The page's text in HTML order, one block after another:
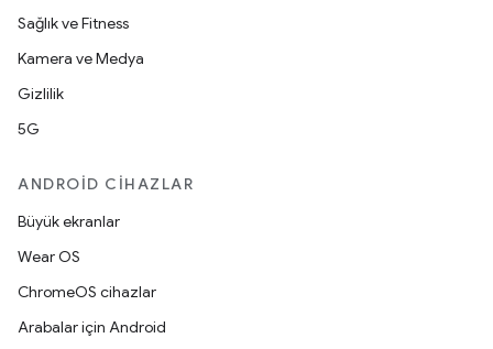
Sağlık ve Fitness
Kamera ve Medya
Gizlilik
5G
ANDROID CIHAZLAR
Büyük ekranlar
Wear OS
ChromeOS cihazlar
Arabalar için Android